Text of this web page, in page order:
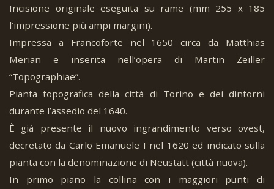
Incisione originale eseguita su rame (mm 255 x 185
l’impressione più ampi margini).
Impressa a Francoforte nel 1650 circa da Matthias
Merian e inserita nell’opera di Martin Zeiller
“Topographiae”.
Pianta topografica della città di Torino e dei dintorni
durante l’assedio del 1640.
È già presente il nuovo ingrandimento verso ovest,
decretato da Carlo Emanuele I nel 1620 ed indicato sulla
pianta con la denominazione di Neustatt (città nuova).
In primo piano la collina con i maggiori punti di